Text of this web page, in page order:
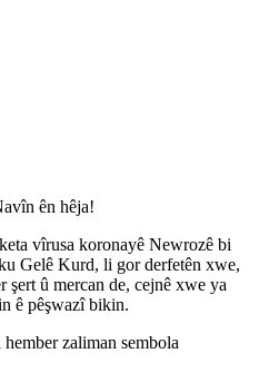
ên hêja!
vîrusa koronayê Newrozê bi
Gelê Kurd, li gor derfetên xwe,
û mercan de, cejnê xwe ya
ê pêşwazî bikin.
zaliman sembola